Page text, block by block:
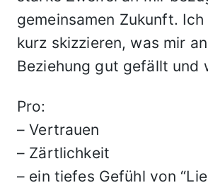
gemeinsamen Zukunft.
kurz skizzieren, was mir
Beziehung gut gefällt und
Pro:
– Vertrauen
– Zärtlichkeit
– ein tiefes Gefühl von